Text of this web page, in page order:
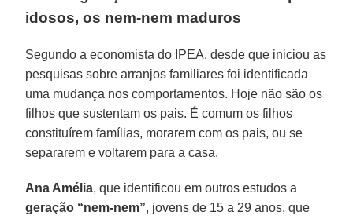
idosos, os nem-nem maduros
Segundo a economista do IPEA, desde que iniciou as
pesquisas sobre arranjos familiares foi identificada
uma mudança nos comportamentos. Hoje não são os
filhos que sustentam os pais. É comum os filhos
constituírem famílias, morarem com os pais, ou se
separarem e voltarem para a casa.
Ana Amélia, que identificou em outros estudos a
geração “nem-nem”, jovens de 15 a 29 anos, que